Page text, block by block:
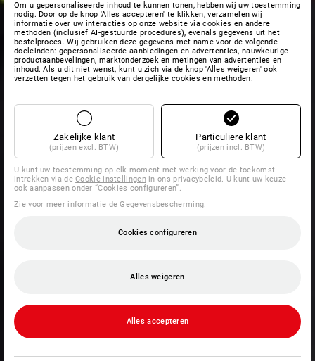
Om u gepersonaliseerde inhoud te kunnen tonen, hebben wij uw toestemming
nodig. Door op de knop 'Alles accepteren' te klikken, verzamelen wij
informatie over uw interacties op onze website via cookies en andere
methoden (inclusief AI-gestuurde procedures), evenals gegevens uit het
bestelproces. Wij gebruiken deze gegevens met name voor de volgende
doeleinden: gepersonaliseerde aanbiedingen en advertenties, nauwkeurige
productaanbevelingen, marktonderzoek en metingen van advertenties en
inhoud. Als u dit niet wenst, kunt u zich via de knop 'Alles weigeren' ook
verzetten tegen het gebruik van dergelijke cookies en methoden.
Zakelijke klant
(prijzen excl. BTW)
Particuliere klant
(prijzen incl. BTW)
U kunt uw toestemming op elk moment met werking voor de toekomst
intrekken via deCookie-instellingenin ons privacybeleid. U kunt uw keuze
ook aanpassen onder “Cookies configureren”.
Zie voor meer informatie de Gegevensbescherming.
Cookies configureren
Alles weigeren
Alles accepteren